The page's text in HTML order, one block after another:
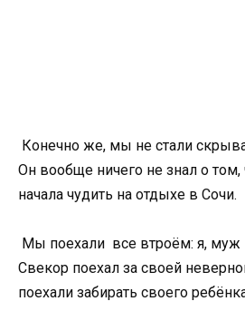
Конечно же, мы не стали
Он вообще ничего не знал о том,
начала чудить на отдыхе в Сочи.
Мы поехали все втроём: я, муж
Свекор поехал за своей
поехали забирать своего